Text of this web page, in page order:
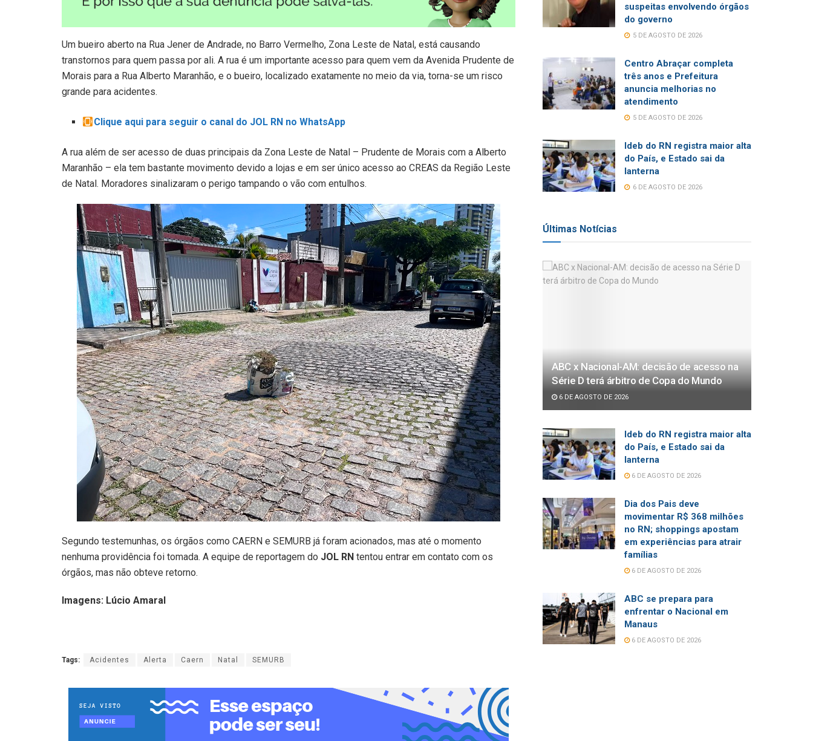
Um bueiro aberto na Rua Jener de Andrade, no Barro Vermelho, Zona Leste de Natal, está causando
transtornos para quem passa por ali. A rua é um importante acesso para quem vem da Avenida Prudente de
Morais para a Rua Alberto Maranhão, e o bueiro, localizado exatamente no meio da via, torna-se um risco
grande para acidentes.
Clique aqui para seguir o canal do JOL RN no WhatsApp
A rua além de ser acesso de duas principais da Zona Leste de Natal – Prudente de Morais com a Alberto
Maranhão – ela tem bastante movimento devido a lojas e em ser único acesso ao CREAS da Região Leste
de Natal. Moradores sinalizaram o perigo tampando o vão com entulhos.
Segundo testemunhas, os órgãos como CAERN e SEMURB já foram acionados, mas até o momento
nenhuma providência foi tomada. A equipe de reportagem do JOL RN tentou entrar em contato com os
órgãos, mas não obteve retorno.
Imagens: Lúcio Amaral
Tags: Acidentes Alerta Caern Natal SEMURB
suspeitas envolvendo órgãos
do governo
5 DE AGOSTO DE 2026
Centro Abraçar completa
três anos e Prefeitura
anuncia melhorias no
atendimento
5 DE AGOSTO DE 2026
Ideb do RN registra maior alta
do País, e Estado sai da
lanterna
6 DE AGOSTO DE 2026
Últimas Notícias
ABC x Nacional-AM: decisão de acesso na
Série D terá árbitro de Copa do Mundo
6 DE AGOSTO DE 2026
Ideb do RN registra maior alta
do País, e Estado sai da
lanterna
6 DE AGOSTO DE 2026
Dia dos Pais deve
movimentar R$ 368 milhões
no RN; shoppings apostam
em experiências para atrair
famílias
6 DE AGOSTO DE 2026
ABC se prepara para
enfrentar o Nacional em
Manaus
6 DE AGOSTO DE 2026